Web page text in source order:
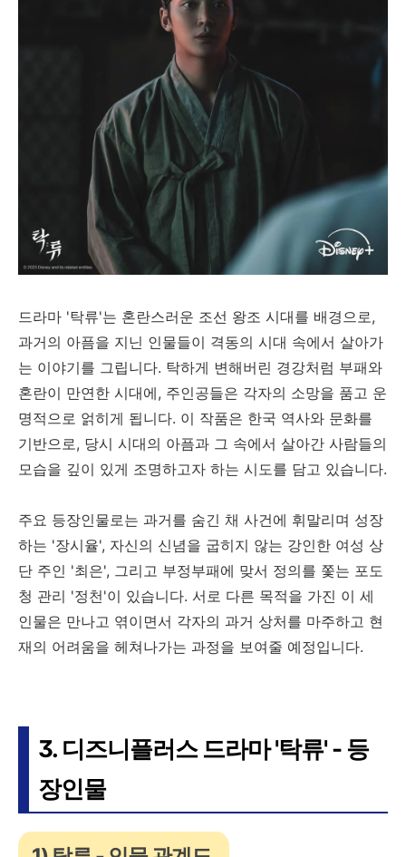
드라마 '탁류'는 혼란스러운 조선 왕조 시대를 배경으로,
과거의 아픔을 지닌 인물들이 격동의 시대 속에서 살아가
는 이야기를 그립니다. 탁하게 변해버린 경강처럼 부패와
혼란이 만연한 시대에, 주인공들은 각자의 소망을 품고 운
명적으로 얽히게 됩니다. 이 작품은 한국 역사와 문화를
기반으로, 당시 시대의 아픔과 그 속에서 살아간 사람들의
모습을 깊이 있게 조명하고자 하는 시도를 담고 있습니다.
주요 등장인물로는 과거를 숨긴 채 사건에 휘말리며 성장
하는 '장시율', 자신의 신념을 굽히지 않는 강인한 여성 상
단 주인 '최은', 그리고 부정부패에 맞서 정의를 쫓는 포도
청 관리 '정천'이 있습니다. 서로 다른 목적을 가진 이 세
인물은 만나고 엮이면서 각자의 과거 상처를 마주하고 현
재의 어려움을 헤쳐나가는 과정을 보여줄 예정입니다.
3. 디즈니플러스 드라마 '탁류' - 등
장인물